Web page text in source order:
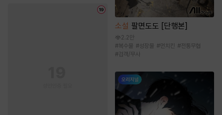
소설 팔면도도 [단행본]
2.2만
#복수물 #성장물 #먼치킨 #전통무협
#검객/무사